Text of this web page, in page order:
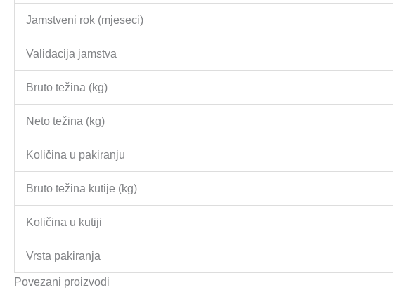
Jamstveni rok (mjeseci)
Validacija jamstva
Bruto težina (kg)
Neto težina (kg)
Količina u pakiranju
Bruto težina kutije (kg)
Količina u kutiji
Vrsta pakiranja
Povezani proizvodi